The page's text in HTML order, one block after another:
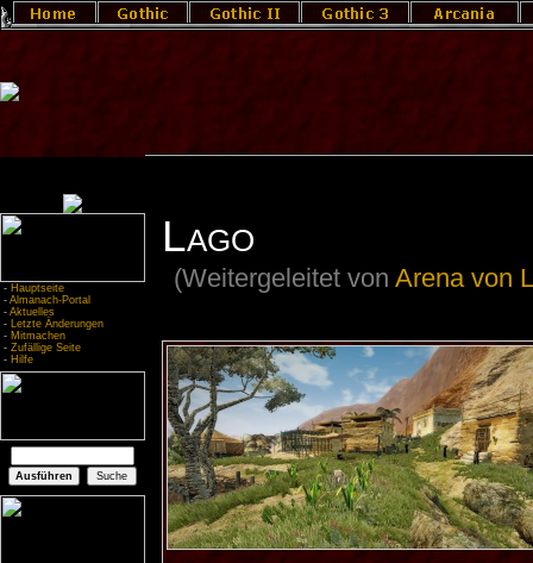
- Hauptseite
- Almanach-Portal
- Aktuelles
- Letzte Änderungen
- Mitmachen
- Zufällige Seite
- Hilfe
Lago
(Weitergeleitet vonArena von